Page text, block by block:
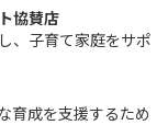
協賛店
、子育て家庭をサポ
育成を支援するため